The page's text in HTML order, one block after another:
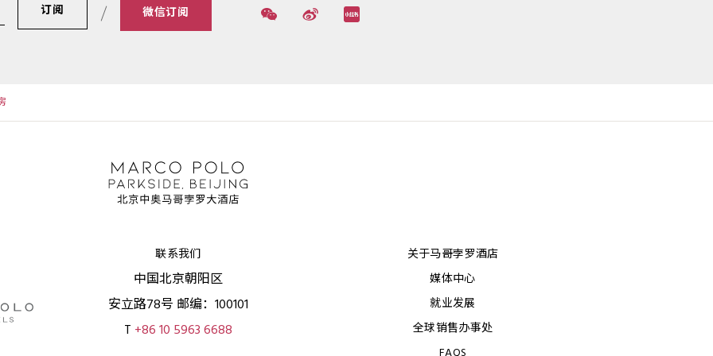
订阅 微信订阅
联系我们
中国北京朝阳区
安立路78号 邮编：100101
T +86 10 5963 6688
关于马哥孛罗酒店
媒体中心
就业发展
全球销售办事处